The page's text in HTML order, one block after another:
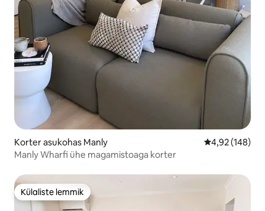
Korter asukohas Manly Keskmine
4,92 (148)
Manly Wharfi ühe magamistoaga korter
Külaliste lemmik
Külaliste lemmik